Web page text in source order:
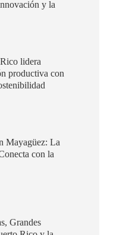
y la
lidera
productiva con
Mayagüez: La
con la
Grandes